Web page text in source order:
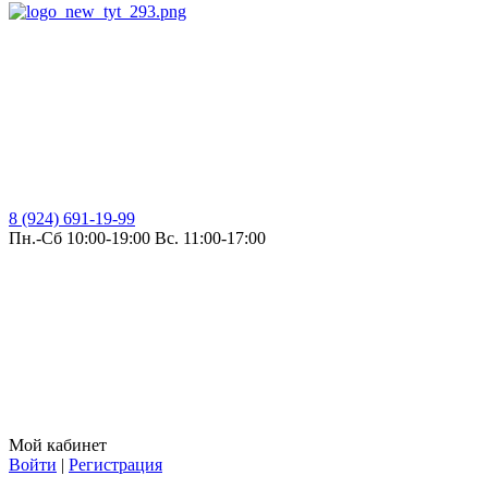
8 (924) 691-19-99
Пн.-Сб 10:00-19:00 Вс. 11:00-17:00
Мой кабинет
Войти | Регистрация